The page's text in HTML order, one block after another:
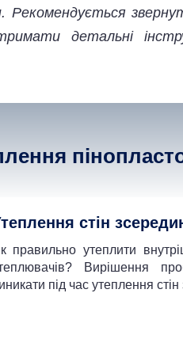
детальні
стін
правильно утеплити
Вирішення
під час утеплення